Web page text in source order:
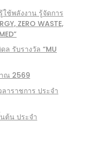
ช้พลังงาน รู้จัดการ
ZERO WASTE,
รับรางวัล “MU
ณ 2569
าราชการ ประจำ
ต้น ประจำ